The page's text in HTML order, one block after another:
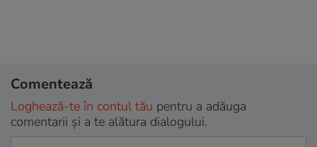
Comentează
Loghează-te în contul tău pentru a adăuga
comentarii și a te alătura dialogului.